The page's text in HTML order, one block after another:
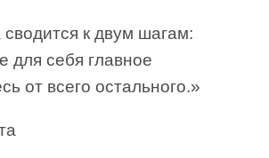
к двум шагам:
для себя главное
от всего остального.»